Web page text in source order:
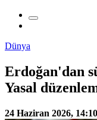
Dünya
Erdoğan'dan
Yasal
24 Haziran 2026, 14:10